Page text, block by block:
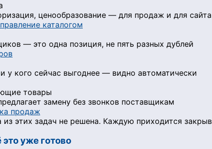
ценообразование — для продаж и для сайта
каталогом
— это одна позиция, не пять разных дублей
у кого сейчас выгоднее — видно автоматически
товары
замену без звонков поставщикам
продаж
этих задач не решена. Каждую приходится
уже готово